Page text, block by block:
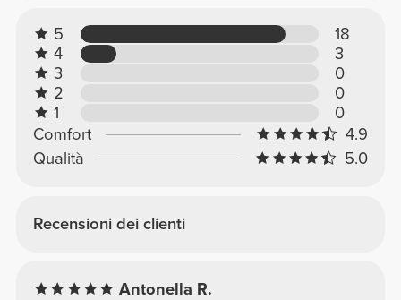
5
18
4
3
3
0
2
0
1
0
Comfort
4.9
Qualità
5.0
Recensioni dei clienti
Antonella R.